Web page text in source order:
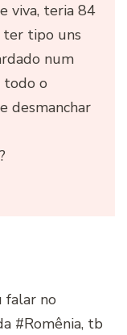
viva, teria 84
ter tipo uns
num
todo o
desmanchar
falar no
#Romênia, tb